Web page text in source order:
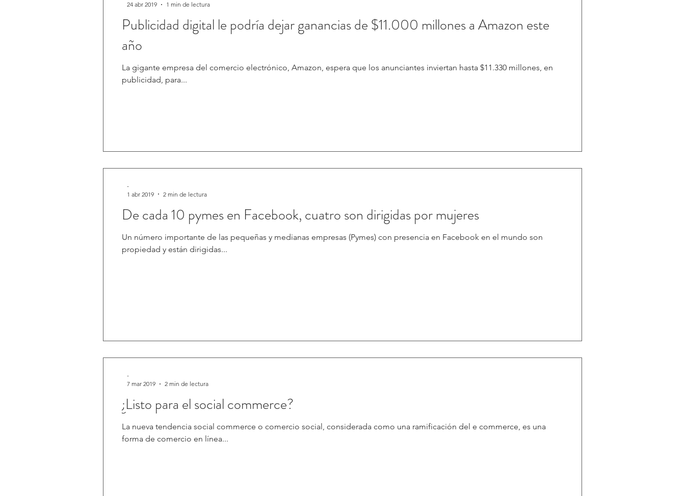
Publicidad digital le podría dejar ganancias de $11.000 millones a Amazon este
año
La gigante empresa del comercio electrónico, Amazon, espera que los anunciantes inviertan hasta $11.330 millones, en
publicidad, para...
24 abr 2019
1 min de lectura
De cada 10 pymes en Facebook, cuatro son dirigidas por mujeres
Un número importante de las pequeñas y medianas empresas (Pymes) con presencia en Facebook en el mundo son
propiedad y están dirigidas...
-
1 abr 2019
2 min de lectura
¿Listo para el social commerce?
La nueva tendencia social commerce o comercio social, considerada como una ramificación del e commerce, es una
forma de comercio en línea...
-
7 mar 2019
2 min de lectura